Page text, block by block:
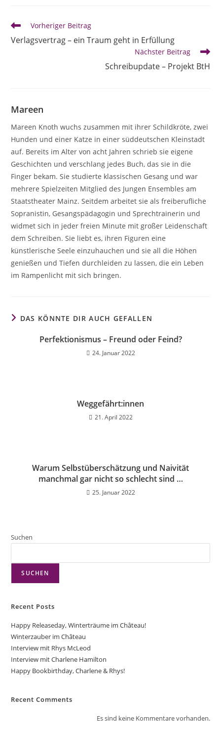
Vorheriger Beitrag
Verlagsvertrag – ein Traum geht in Erfüllung
Nächster Beitrag
Schreibupdate – Projekt BtH
Mareen
Mareen Knoth wuchs zusammen mit ihrer Schildkröte, zwei
Hunden und einer Katze in einer süddeutschen Kleinstadt
auf. Bereits im Alter von acht Jahren schrieb sie eigene
Geschichten und verschlang jedes Buch, das sie in die
Finger bekam. Sie studierte klassischen Gesang und war
mehrere Spielzeiten Mitglied des Jungen Ensembles am
Staatstheater Mainz. Seitdem arbeitet sie als freiberufliche
Sopranistin, Gesangspädagogin und Sprechtrainerin und
widmet sich in jeder freien Minute mit großer Leidenschaft
dem Schreiben. Sie liebt es, ihren Figuren eine
künstlerische Seele einzuhauchen und sie all die Höhen
genießen und Tiefen durchleiden zu lassen, die ein Leben
im Rampenlicht mit sich bringen.
DAS KÖNNTE DIR AUCH GEFALLEN
Perfektionismus – Freund oder Feind?
24. Januar 2022
Weggefährt:innen
21. April 2022
Warum Selbstüberschätzung und Naivität
manchmal gar nicht so schlecht sind …
25. Januar 2022
Suchen
SUCHEN
Recent Posts
Happy Releaseday, Winterträume im Château!
Winterzauber im Château
Interview mit Rhys McLeod
Interview mit Charlene Hamilton
Happy Bookbirthday, Charlene & Rhys!
Recent Comments
Es sind keine Kommentare vorhanden.